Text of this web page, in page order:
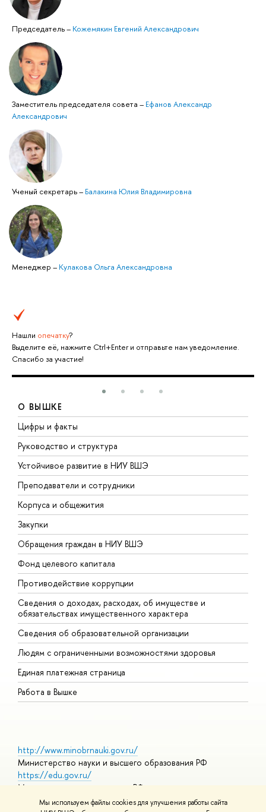
Мы используем файлы cookies для улучшения работы сайта
Председатель– Кожемякин Евгений Александрович
Заместитель председателя совета – Ефанов Александр
Александрович
Ученый секретарь– Балакина Юлия Владимировна
Менеджер – Кулакова Ольга Александровна
Нашли опечатку?
Выделите её, нажмите Ctrl+Enter и отправьте нам уведомление.
Спасибо за участие!
О ВЫШКЕ
Цифры и факты
Руководство и структура
Устойчивое развитие в НИУ ВШЭ
Преподаватели и сотрудники
Корпуса и общежития
Закупки
Обращения граждан в НИУ ВШЭ
Фонд целевого капитала
Противодействие коррупции
Сведения о доходах, расходах, об имуществе и
обязательствах имущественного характера
Сведения об образовательной организации
Людям с ограниченными возможностями здоровья
Единая платежная страница
Работа в Вышке
http://www.minobrnauki.gov.ru/
Министерство науки и высшего образования РФ
https://edu.gov.ru/
Министерство просвещения РФ
https://elearning.hse.ru/mooc